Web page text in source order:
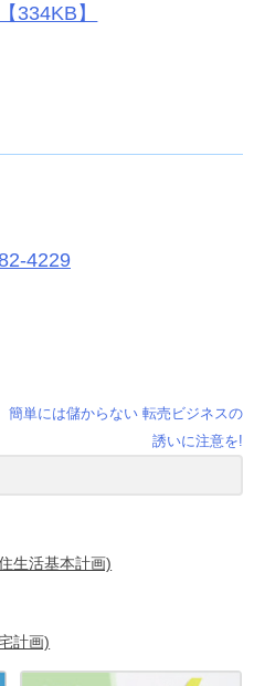
334KB】
4229
簡単には儲からない 転売ビジネスの
誘いに注意を!
生活基本計画)
計画)